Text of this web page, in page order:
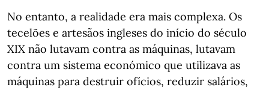
No entanto, a realidade era mais complexa. Os
tecelões e artesãos ingleses do início do século
XIX não lutavam contra as máquinas, lutavam
contra um sistema económico que utilizava as
máquinas para destruir ofícios, reduzir salários,